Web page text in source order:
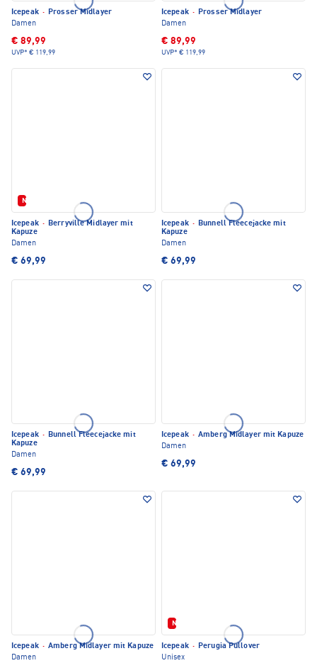
Icepeak · Prosser Midlayer
Damen
€ 89,99
UVP* € 119,99
Icepeak · Prosser Midlayer
Damen
€ 89,99
UVP* € 119,99
Neu
Icepeak · Berryville Midlayer mit
Kapuze
Damen
€ 69,99
Icepeak · Bunnell Fleecejacke mit
Kapuze
Damen
€ 69,99
Icepeak · Bunnell Fleecejacke mit
Kapuze
Damen
€ 69,99
Icepeak · Amberg Midlayer mit Kapuze
Damen
€ 69,99
Icepeak · Amberg Midlayer mit Kapuze
Damen
Neu
Icepeak · Perugia Pullover
Unisex